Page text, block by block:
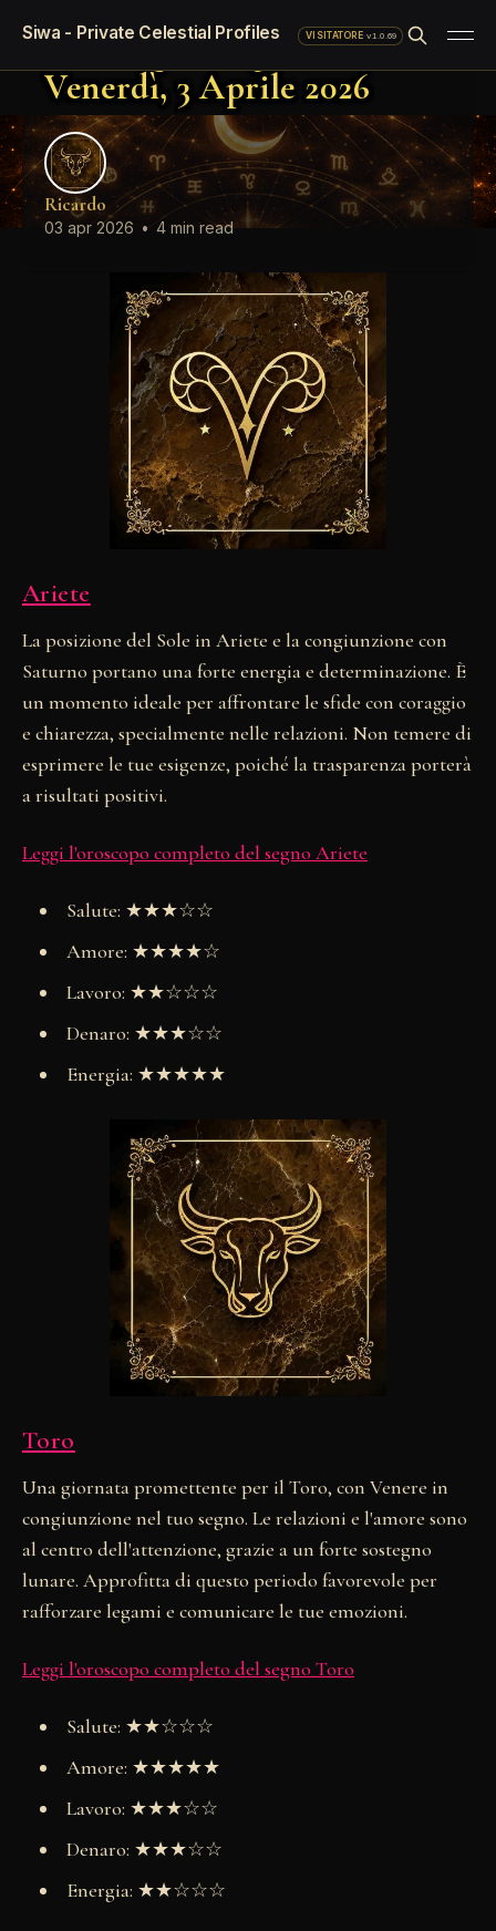
Siwa - Private Celestial Profiles VISITATORE·v1.0.69
Oroscopo del giorno
Venerdì, 3 Aprile 2026
Ricardo
03 apr 2026 • 4 min read
Ariete
La posizione del Sole in Ariete e la congiunzione con
Saturno portano una forte energia e determinazione. È
un momento ideale per affrontare le sfide con coraggio
e chiarezza, specialmente nelle relazioni. Non temere di
esprimere le tue esigenze, poiché la trasparenza porterà
a risultati positivi.
Leggi l'oroscopo completo del segno Ariete
Salute: ★★★☆☆
Amore: ★★★★☆
Lavoro: ★★☆☆☆
Denaro: ★★★☆☆
Energia: ★★★★★
Toro
Una giornata promettente per il Toro, con Venere in
congiunzione nel tuo segno. Le relazioni e l'amore sono
al centro dell'attenzione, grazie a un forte sostegno
lunare. Approfitta di questo periodo favorevole per
rafforzare legami e comunicare le tue emozioni.
Leggi l'oroscopo completo del segno Toro
Salute: ★★☆☆☆
Amore: ★★★★★
Lavoro: ★★★☆☆
Denaro: ★★★☆☆
Energia: ★★☆☆☆